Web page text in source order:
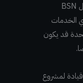
BSN غير واضحة. ولكن نظرًا لاتصال BSN
الخدمات
قد يكون
لمشروع